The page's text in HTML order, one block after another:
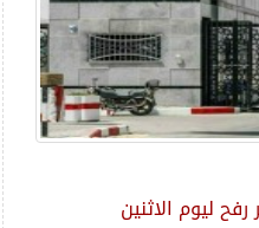
ليوم الاثنين